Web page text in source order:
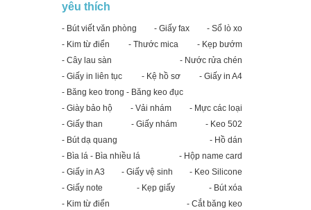
yêu thích
- Bút viết văn phòng - Giấy fax
- Sổ lò xo
- Kim từ điển
- Thước mica
- Kẹp bướm
- Cây lau sàn
- Nước rửa chén
- Giấy in liên tục
- Kệ hồ sơ
- Giấy in A4
- Băng keo trong - Băng keo đục
- Giày bảo hộ
- Vải nhám
- Mực các loại
- Giấy than
- Giấy nhám
- Keo 502
- Bút dạ quang
- Hồ dán
- Bìa lá - Bìa nhiều lá
- Hộp name card
- Giấy in A3
- Giấy vệ sinh
- Keo Silicone
- Giấy note
- Kẹp giấy
- Bút xóa
- Kim từ điển
- Cắt băng keo